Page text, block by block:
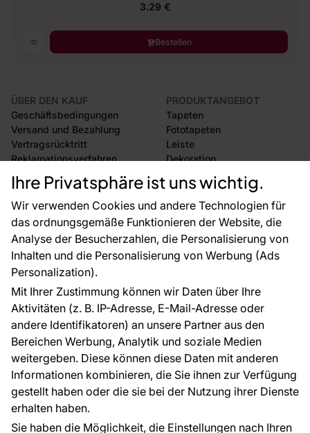
Ihre Privatsphäre ist uns wichtig.
Wir verwenden Cookies und andere Technologien für
das ordnungsgemäße Funktionieren der Website, die
Analyse der Besucherzahlen, die Personalisierung von
Inhalten und die Personalisierung von Werbung (Ads
Personalization).
Mit Ihrer Zustimmung können wir Daten über Ihre
Aktivitäten (z. B. IP-Adresse, E-Mail-Adresse oder
andere Identifikatoren) an unsere Partner aus den
Bereichen Werbung, Analytik und soziale Medien
weitergeben. Diese können diese Daten mit anderen
Informationen kombinieren, die Sie ihnen zur Verfügung
gestellt haben oder die sie bei der Nutzung ihrer Dienste
erhalten haben.
Sie haben die Möglichkeit, die Einstellungen nach Ihren
3.29 €
Bestellen
ÜBER DEN KAUF
Geschäftsbedingungen
Versand und Bezahlung
Vertragsrücktritt
Reklamationsverfahren
Rücksendung von Waren
CE-Zertifizierung
Großhandel
Raumvisualisierung
PRODUKTANGEBOT
Tapeten
Fototapeten
Leiste
Dekoration
Selbstklebende Folien
Zubehör
Tapetenmuster
FÜR SIE
Blog
EU-Projekte
Ratschläge und Tipps
FAQ
ÜBER DAS UNTERNEHMEN
Kontakt
Haben Sie Fragen? Wir helfen Ihnen gerne weiter
und beraten Sie persönlich.